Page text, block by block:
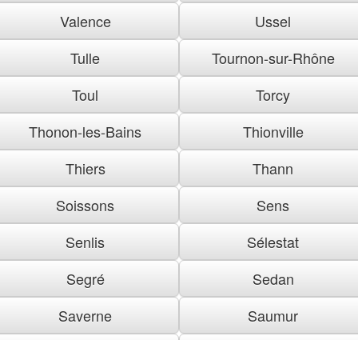
Valence
Ussel
Tulle
Tournon-sur-Rhône
Toul
Torcy
Thonon-les-Bains
Thionville
Thiers
Thann
Soissons
Sens
Senlis
Sélestat
Segré
Sedan
Saverne
Saumur